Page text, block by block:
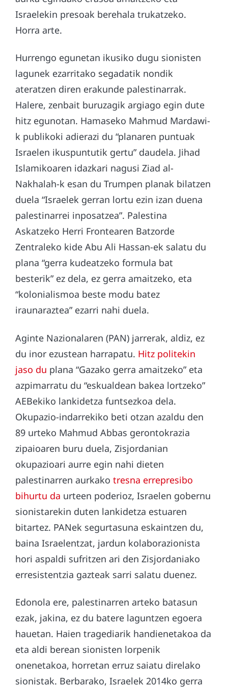
Israelekin presoak berehala trukatzeko.
Horra arte.
Hurrengo egunetan ikusiko dugu sionisten
lagunek ezarritako segadatik nondik
ateratzen diren erakunde palestinarrak.
Halere, zenbait buruzagik argiago egin dute
hitz egunotan. Hamaseko Mahmud Mardawi-
k publikoki adierazi du “planaren puntuak
Israelen ikuspuntutik gertu” daudela. Jihad
Islamikoaren idazkari nagusi Ziad al-
Nakhalah-k esan du Trumpen planak bilatzen
duela “Israelek gerran lortu ezin izan duena
palestinarrei inposatzea”. Palestina
Askatzeko Herri Frontearen Batzorde
Zentraleko kide Abu Ali Hassan-ek salatu du
plana “gerra kudeatzeko formula bat
besterik” ez dela, ez gerra amaitzeko, eta
“kolonialismoa beste modu batez
iraunaraztea” ezarri nahi duela.
Aginte Nazionalaren (PAN) jarrerak, aldiz, ez
du inor ezustean harrapatu. Hitz politekin
jaso du plana “Gazako gerra amaitzeko” eta
azpimarratu du “eskualdean bakea lortzeko”
AEBekiko lankidetza funtsezkoa dela.
Okupazio-indarrekiko beti otzan azaldu den
89 urteko Mahmud Abbas gerontokrazia
zipaioaren buru duela, Zisjordanian
okupazioari aurre egin nahi dieten
palestinarren aurkako tresna errepresibo
bihurtu da urteen poderioz, Israelen gobernu
sionistarekin duten lankidetza estuaren
bitartez. PANek segurtasuna eskaintzen du,
baina Israelentzat, jardun kolaborazionista
hori aspaldi sufritzen ari den Zisjordaniako
erresistentzia gazteak sarri salatu duenez.
Edonola ere, palestinarren arteko batasun
ezak, jakina, ez du batere laguntzen egoera
hauetan. Haien tragediarik handienetakoa da
eta aldi berean sionisten lorpenik
onenetakoa, horretan erruz saiatu direlako
sionistak. Berbarako, Israelek 2014ko gerra